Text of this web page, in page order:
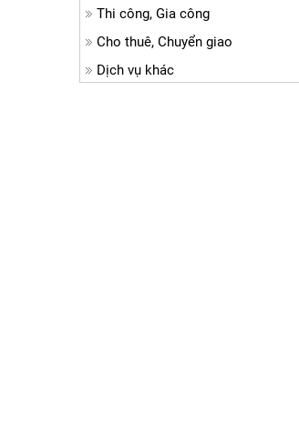
Thi công, Gia công
Cho thuê, Chuyển giao
Dịch vụ khác